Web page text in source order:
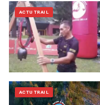
ACTU TRAIL
ACTU TRAIL